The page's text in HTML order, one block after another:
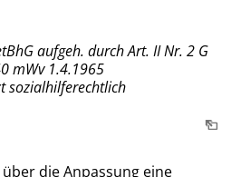
aufgeh. durch Art. II Nr. 2 G
mWv 1.4.1965
sozialhilferechtlich
die Anpassung eine